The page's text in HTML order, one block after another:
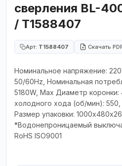
сверления BL-
/ T1588407
Арт: T1588407 Скачать
Номинальное напряжение:
50/60Hz, Номинальная
5180W, Мах Диаметр
холодного хода (об/мин): 550,
Размер упаковки:
*Водонепроницаемый
RoHS ISO9001